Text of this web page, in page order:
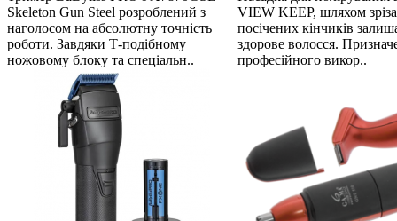
Skeleton Gun Steel розроблений з
наголосом на абсолютну точність
роботи. Завдяки Т-подібному
ножовому блоку та спеціальн..
VIEW KEEP, шляхом
посічених кінчиків
здорове волосся.
професійного викор..